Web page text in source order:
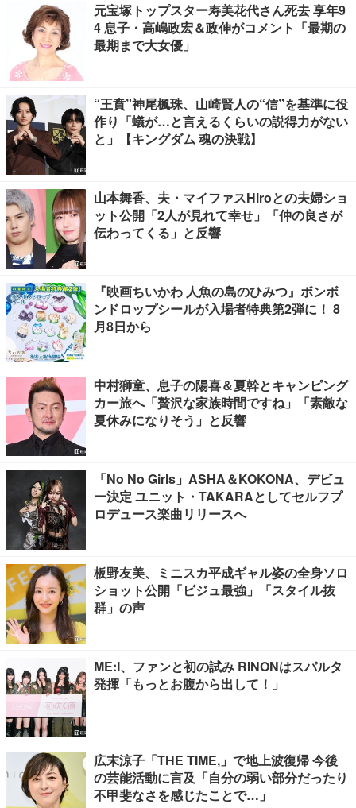
元宝塚トップスター寿美花代さん死去 享年9
4 息子・高嶋政宏＆政伸がコメント「最期の
最期まで大女優」
“王賁”神尾楓珠、山崎賢人の“信”を基準に役
作り「蟻が…と言えるくらいの説得力がない
と」【キングダム 魂の決戦】
山本舞香、夫・マイファスHiroとの夫婦ショ
ット公開「2人が見れて幸せ」「仲の良さが
伝わってくる」と反響
『映画ちいかわ 人魚の島のひみつ』ボンボ
ンドロップシールが入場者特典第2弾に！ 8
月8日から
中村獅童、息子の陽喜＆夏幹とキャンピング
カー旅へ「贅沢な家族時間ですね」「素敵な
夏休みになりそう」と反響
「No No Girls」ASHA＆KOKONA、デビュ
ー決定 ユニット・TAKARAとしてセルフプ
ロデュース楽曲リリースへ
板野友美、ミニスカ平成ギャル姿の全身ソロ
ショット公開「ビジュ最強」「スタイル抜
群」の声
ME:I、ファンと初の試み RINONはスパルタ
発揮「もっとお腹から出して！」
広末涼子「THE TIME,」で地上波復帰 今後
の芸能活動に言及「自分の弱い部分だったり
不甲斐なさを感じたことで…」